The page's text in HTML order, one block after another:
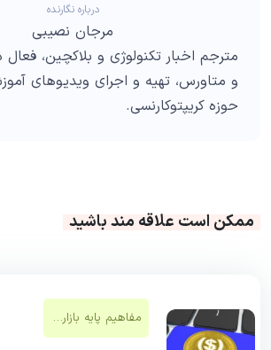
درباره نگارنده
مرجان نصیبی
مترجم اخبار تکنولوژی و بلاکچین، فعال
و متاورس، تهیه و اجرای ویدیوهای
حوزه کریپتوکارنسی.
ممکن است علاقه مند باشید
مفاهیم پایه بازار‌های مالی